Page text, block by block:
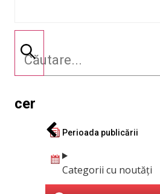
cer
Perioada publicării
Categorii cu noutăți